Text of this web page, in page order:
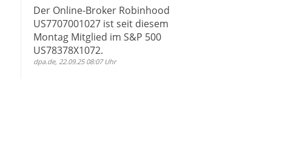
Der Online-Broker Robinhood
US7707001027 ist seit diesem
Montag Mitglied im S&P 500
US78378X1072.
dpa.de, 22.09.25 08:07 Uhr